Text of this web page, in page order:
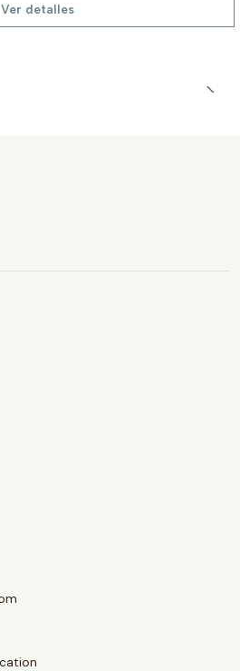
Ver detalles